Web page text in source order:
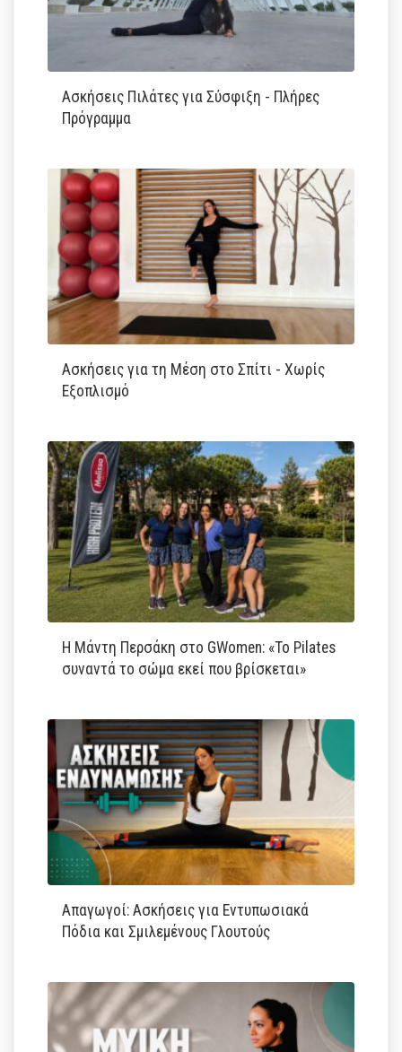
Ασκήσεις Πιλάτες για Σύσφιξη - Πλήρες
Πρόγραμμα
Ασκήσεις για τη Μέση στο Σπίτι - Χωρίς
Εξοπλισμό
Η Μάντη Περσάκη στο GWomen: «Το Pilates
συναντά το σώμα εκεί που βρίσκεται»
Απαγωγοί: Ασκήσεις για Εντυπωσιακά
Πόδια και Σμιλεμένους Γλουτούς